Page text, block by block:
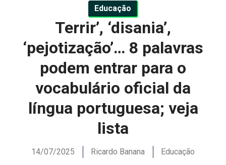
Educação
Terrir’, ‘disania’,
‘pejotização’… 8 palavras
podem entrar para o
vocabulário oficial da
língua portuguesa; veja
lista
14/07/2025 Ricardo Banana Educação